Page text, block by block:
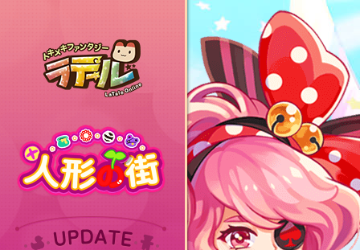
ラテール
トップ
アップデート